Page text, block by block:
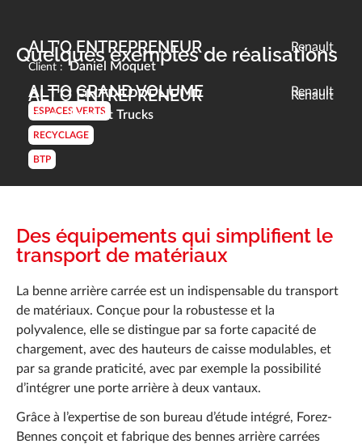
Quelques exemples de réalisations
ESPACES VERTS
ALT’O ENTREPRENEUR Renault
Client : Daniel Moquet
RECYCLAGE
ALT’O GRAND VOLUME Renault
BTP
ALT’O ENTREPRENEUR Renault
Client : Renault Trucks
Des équipements qui simplifient le
transport de matériaux
La benne arrière carrée est un indispensable du transport
de matériaux. Conçue pour la robustesse et la
polyvalence, elle se distingue par sa forte capacité de
chargement, avec des hauteurs de caisse modulables, et
par sa grande praticité, avec par exemple la possibilité
d’intégrer une porte arrière à deux vantaux.
Grâce à l’expertise de son bureau d’étude intégré, Forez-
Bennes conçoit et fabrique des bennes arrière carrées